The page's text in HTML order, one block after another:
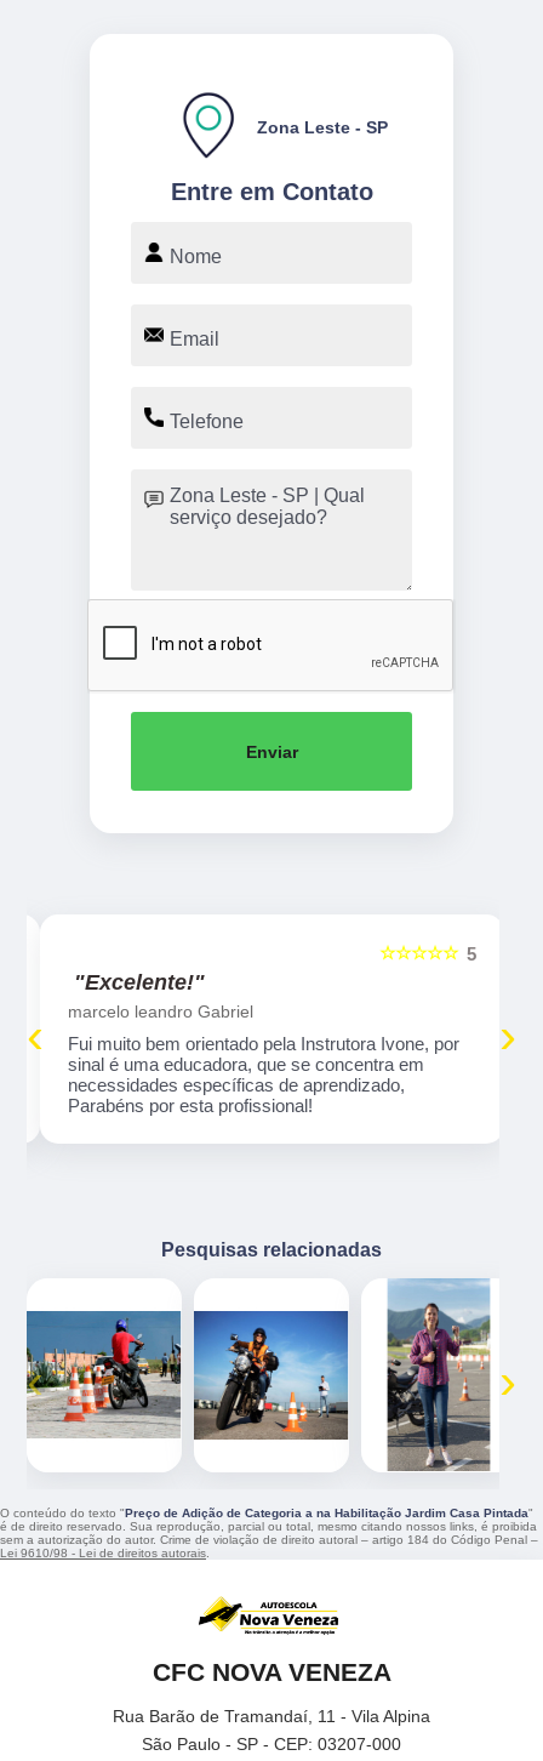
Entre em Contato
Zona Leste - SP
Enviar
5
☆☆☆☆☆
"Excelente!"
marcelo leandro Gabriel
Fui muito bem orientado pela Instrutora Ivone, por
sinal é uma educadora, que se concentra em
necessidades específicas de aprendizado,
Parabéns por esta profissional!
‹ ›
Pesquisas relacionadas
‹ ›
O conteúdo do texto "Preço de Adição de Categoria a na Habilitação Jardim Casa Pintada"
é de direito reservado. Sua reprodução, parcial ou total, mesmo citando nossos links, é proibida
sem a autorização do autor. Crime de violação de direito autoral – artigo 184 do Código Penal –
Lei 9610/98 - Lei de direitos autorais
CFC NOVA VENEZA
Rua Barão de Tramandaí, 11 - Vila Alpina
São Paulo - SP - CEP: 03207-000